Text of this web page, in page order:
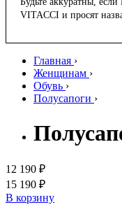
VITACCI и просят
Главная ›
Женщинам ›
Обувь ›
Полусапоги ›
12 190 ₽
15 190 ₽
В корзину